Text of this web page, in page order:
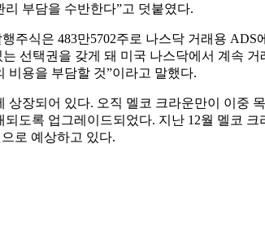
부담을 수반한다”고 덧붙였다.
주식은 483만5702주로 나스닥 거래용
선택권을 갖게 돼 미국 나스닥에서 계속
비용을 부담할 것”이라고 말했다.
장되어 있다. 오직 멜코 크라운만이 이중
도록 업그레이드되었다. 지난 12월 멜코
로 예상하고 있다.